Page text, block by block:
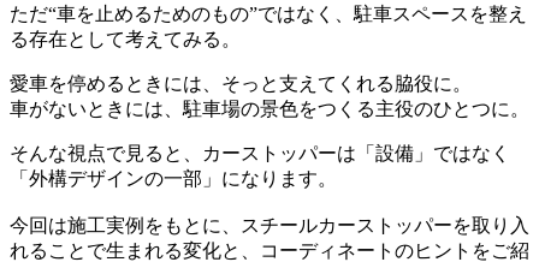
ただ“車を止めるためのもの”ではなく、駐車スペースを整え
る存在として考えてみる。
愛車を停めるときには、そっと支えてくれる脇役に。
車がないときには、駐車場の景色をつくる主役のひとつに。
そんな視点で見ると、カーストッパーは「設備」ではなく
「外構デザインの一部」になります。
今回は施工実例をもとに、スチールカーストッパーを取り入
れることで生まれる変化と、コーディネートのヒントをご紹